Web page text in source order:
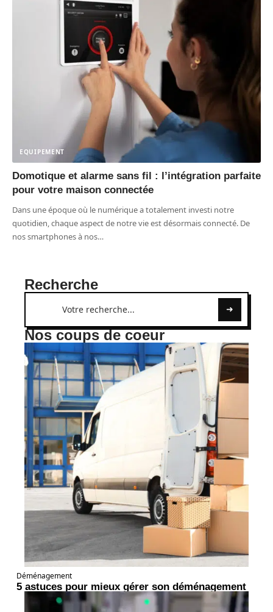
EQUIPEMENT
Domotique et alarme sans fil : l’intégration parfaite
pour votre maison connectée
Dans une époque où le numérique a totalement investi notre
quotidien, chaque aspect de notre vie est désormais connecté. De
nos smartphones à nos…
Recherche
Nos coups de coeur
Déménagement
5 astuces pour mieux gérer son déménagement